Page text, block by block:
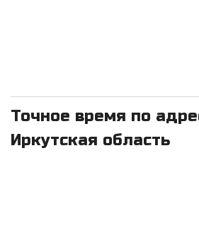
Точное время по
Иркутская область